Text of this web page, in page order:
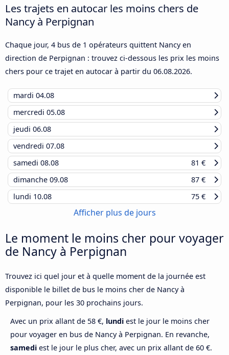
Les trajets en autocar les moins chers de
Nancy à Perpignan
Chaque jour, 4 bus de 1 opérateurs quittent Nancy en
direction de Perpignan : trouvez ci-dessous les prix les moins
chers pour ce trajet en autocar à partir du 06.08.2026.
mardi 04.08
mercredi 05.08
jeudi 06.08
vendredi 07.08
samedi 08.08
81 €
dimanche 09.08
87 €
lundi 10.08 75 €
Afficher plus de jours
Le moment le moins cher pour voyager
de Nancy à Perpignan
Trouvez ici quel jour et à quelle moment de la journée est
disponible le billet de bus le moins cher de Nancy à
Perpignan, pour les 30 prochains jours.
Avec un prix allant de 58 €, lundi est le jour le moins cher
pour voyager en bus de Nancy à Perpignan. En revanche,
samedi est le jour le plus cher, avec un prix allant de 60 €.